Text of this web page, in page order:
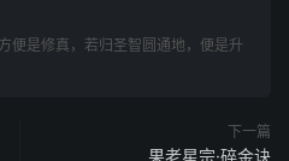
限里相逢福愈昌。
便是修真，若归圣智圆通地，便是升
下一篇
果老星宗·碎金诀